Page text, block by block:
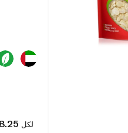
لكل